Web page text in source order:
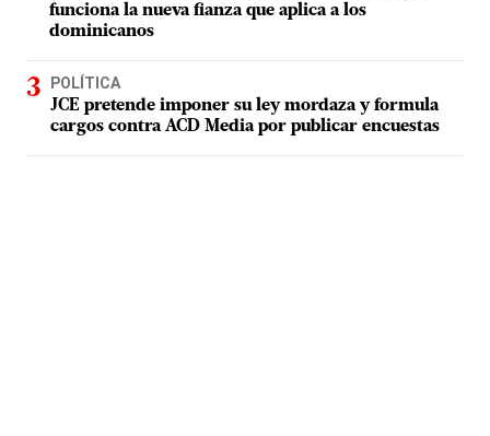
funciona la nueva fianza que aplica a los
dominicanos
POLÍTICA
JCE pretende imponer su ley mordaza y formula
cargos contra ACD Media por publicar encuestas